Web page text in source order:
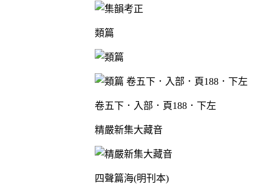
類篇
卷五下．入部．頁188．下左
精嚴新集大藏音
四聲篇海(明刊本)